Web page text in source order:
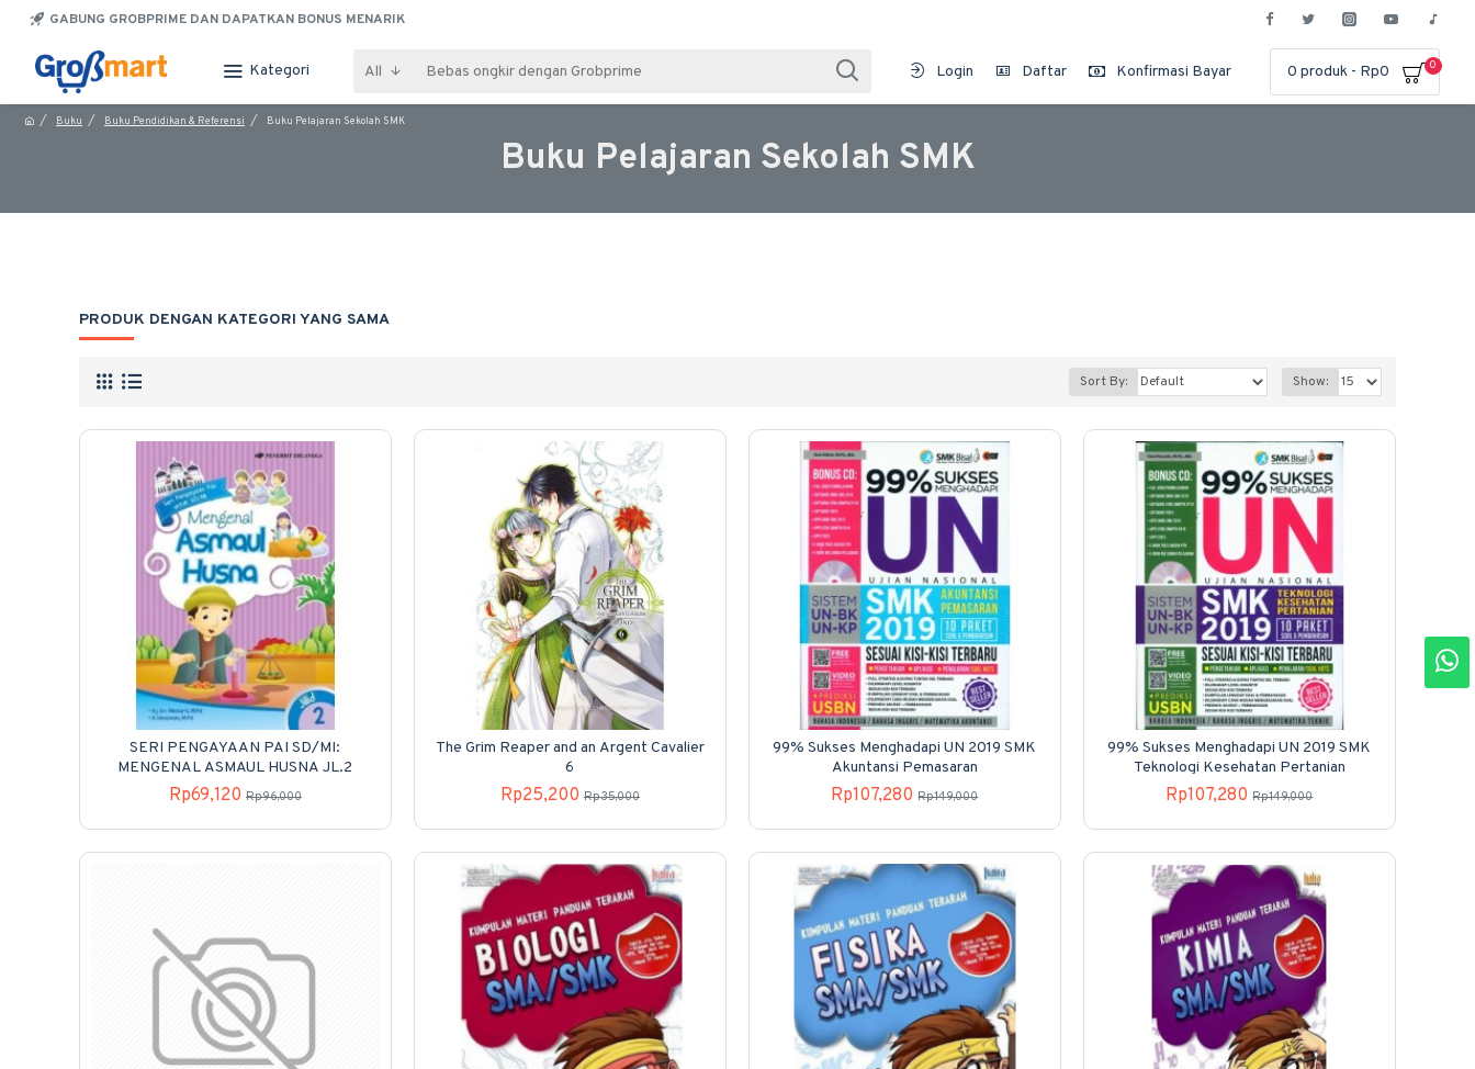
GABUNG GROBPRIME DAN DAPATKAN BONUS MENARIK
Kategori All Login Daftar Konfirmasi Bayar 0 produk - Rp0 0
Buku Buku Pendidikan & Referensi Buku Pelajaran Sekolah SMK
Buku Pelajaran Sekolah SMK
PRODUK DENGAN KATEGORI YANG SAMA
Sort By: Show:
SERI PENGAYAAN PAI SD/MI:
MENGENAL ASMAUL HUSNA JL.2
Rp69,120 Rp96,000
The Grim Reaper and an Argent Cavalier
6
Rp25,200 Rp35,000
99% Sukses Menghadapi UN 2019 SMK
Akuntansi Pemasaran
Rp107,280 Rp149,000
99% Sukses Menghadapi UN 2019 SMK
Teknologi Kesehatan Pertanian
Rp107,280 Rp149,000